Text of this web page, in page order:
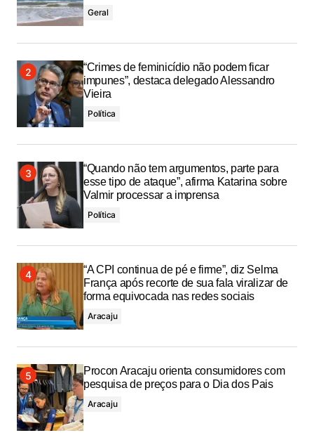
Geral
“Crimes de feminicídio não podem ficar
impunes”, destaca delegado Alessandro
Vieira
Política
“Quando não tem argumentos, parte para
esse tipo de ataque”, afirma Katarina sobre
Valmir processar a imprensa
Política
“A CPI continua de pé e firme”, diz Selma
França após recorte de sua fala viralizar de
forma equivocada nas redes sociais
Aracaju
Procon Aracaju orienta consumidores com
pesquisa de preços para o Dia dos Pais
Aracaju